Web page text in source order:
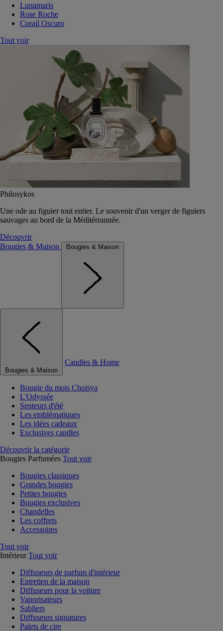
Lunamaris
Rose Roche
Corail Oscuro
Tout voir
Philosykos
Une ode au figuier tout entier. Le souvenir d'un verger de figuiers
sauvages au bord de la Méditérrannée.
Découvrir
Bougies & Maison
Bougies & Maison
Bougies & Maison
Candles & Home
Bougie du mois Choisya
L'Odyssée
Senteurs d'été
Les emblématiques
Les idées cadeaux
Exclusives candles
Découvrir la catégorie
Bougies Parfumées Tout voir
Bougies classiques
Grandes bougies
Petites bougies
Bougies exclusives
Chandelles
Les coffrets
Accessoires
Tout voir
Intérieur Tout voir
Diffuseurs de parfum d'intérieur
Entretien de la maison
Diffuseurs pour la voiture
Vaporisateurs
Sabliers
Diffuseurs signatures
Palets de cire